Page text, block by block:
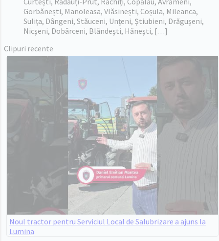
Gorbănești, Manoleasa, Vlăsinești, Coșula, Mileanca,
Sulița, Dângeni, Stăuceni, Unțeni, Știubieni, Drăgușeni,
Nicșeni, Dobârceni, Blândești, Hănești, […]
Clipuri recente
Noul tractor pentru Serviciul Local de Salubrizare a ajuns la
Lumina